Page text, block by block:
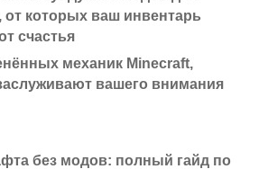
от которых ваш инвентарь
счастья
механик Minecraft,
вашего внимания
без модов: полный гайд по